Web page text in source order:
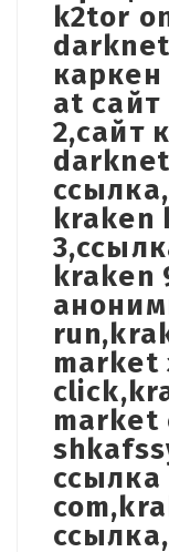
k2tor
at сайт
2,сайт
kraken
kraken
market
market